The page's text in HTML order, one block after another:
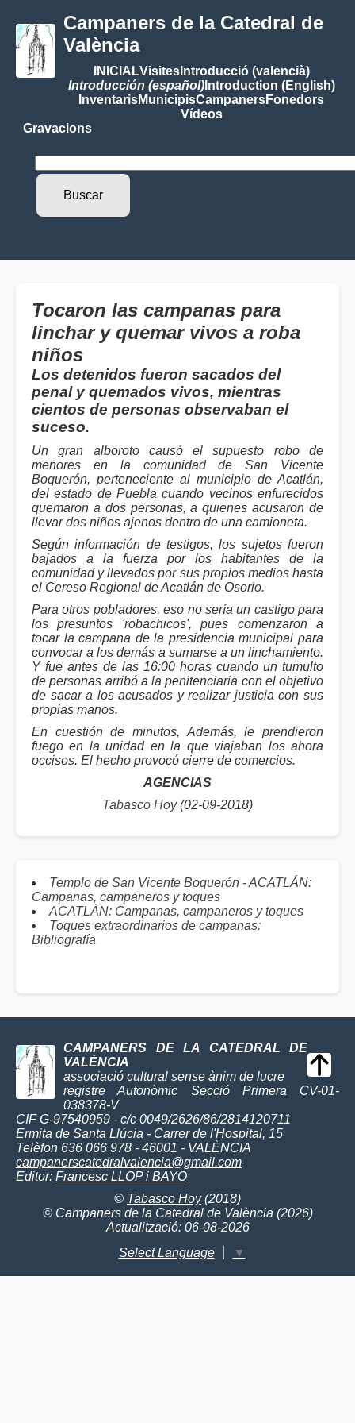
Campaners de la Catedral de
València
INICIALVisitesIntroducció (valencià)
Introducción (español)Introduction (English)
InventarisMunicipisCampanersFonedors
Vídeos
Gravacions
Tocaron las campanas para
linchar y quemar vivos a roba
niños
Los detenidos fueron sacados del
penal y quemados vivos, mientras
cientos de personas observaban el
suceso.
Un gran alboroto causó el supuesto robo de
menores en la comunidad de San Vicente
Boquerón, perteneciente al municipio de Acatlán,
del estado de Puebla cuando vecinos enfurecidos
quemaron a dos personas, a quienes acusaron de
llevar dos niños ajenos dentro de una camioneta.
Según información de testigos, los sujetos fueron
bajados a la fuerza por los habitantes de la
comunidad y llevados por sus propios medios hasta
el Cereso Regional de Acatlán de Osorio.
Para otros pobladores, eso no sería un castigo para
los presuntos 'robachicos', pues comenzaron a
tocar la campana de la presidencia municipal para
convocar a los demás a sumarse a un linchamiento.
Y fue antes de las 16:00 horas cuando un tumulto
de personas arribó a la penitenciaria con el objetivo
de sacar a los acusados y realizar justicia con sus
propias manos.
En cuestión de minutos, Además, le prendieron
fuego en la unidad en la que viajaban los ahora
occisos. El hecho provocó cierre de comercios.
AGENCIAS
Tabasco Hoy(02-09-2018)
Templo de San Vicente Boquerón - ACATLÁN:
Campanas, campaneros y toques
ACATLÁN: Campanas, campaneros y toques
Toques extraordinarios de campanas:
Bibliografía
CAMPANERS DE LA CATEDRAL DE
VALÈNCIA
associació cultural sense ànim de lucre
registre Autonòmic Secció Primera CV-01-
038378-V
CIF G-97540959 - c/c 0049/2626/86/2814120711
Ermita de Santa Llúcia - Carrer de l'Hospital, 15
Telèfon 636 066 978 - 46001 - VALÈNCIA
campanerscatedralvalencia@gmail.com
Editor: Francesc LLOP i BAYO
© Tabasco Hoy(2018)
© Campaners de la Catedral de València (2026)
Actualització: 06-08-2026
Select Language
▼